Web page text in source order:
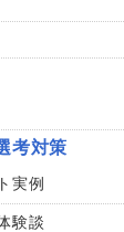
考対策
実例
験談